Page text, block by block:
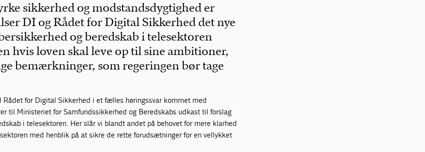
sikkerhed og modstandsdygtighed er
DI og Rådet for Digital Sikkerhed det nye
og beredskab i telesektoren
hvis loven skal leve op til sine ambitioner,
bemærkninger, som regeringen bør tage
Rådet for Digital Sikkerhed i et fælles høringssvar kommet med
til Ministeriet for Samfundssikkerhed og Beredskabs udkast til forslag
i telesektoren. Her slår vi blandt andet på behovet for mere klarhed
med henblik på at sikre de rette forudsætninger for en vellykket